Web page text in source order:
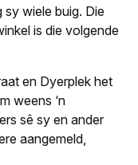
sy wiele buig. Die
is die volgende
en Dyerplek het
weens ‘n
sê sy en ander
aangemeld,